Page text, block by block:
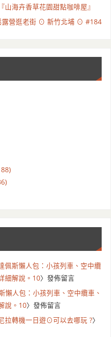
山海卉香草花園甜點咖啡屋』
露營逛老街 ⊙ 新竹北埔 ⊙ #184
佩斯懶人包：小孩列車、空中纜
細解說。10〉發佈留言
懶人包：小孩列車、空中纜車、
說。10〉發佈留言
拉轉機一日遊⊙可以去哪玩 ?〉